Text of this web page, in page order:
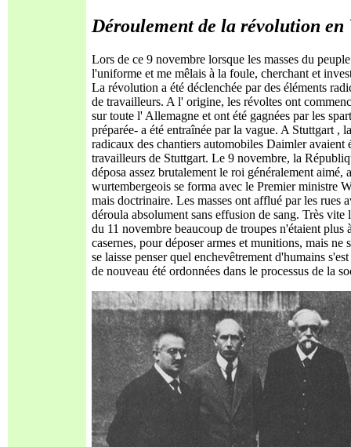
Déroulement de la révolution en
Lors de ce 9 novembre lorsque les masses du
l'uniforme et me mêlais à la foule, cherchant et
La révolution a été déclenchée par des éléments
de travailleurs. A l' origine, les révoltes ont
sur toute l' Allemagne et ont été gagnées par les
préparée- a été entraînée par la vague. A Stuttgart ,
radicaux des chantiers automobiles Daimler
travailleurs de Stuttgart. Le 9 novembre, la
déposa assez brutalement le roi généralement
wurtembergeois se forma avec le Premier ministre
mais doctrinaire. Les masses ont afflué par les rues
déroula absolument sans effusion de sang. Très
du 11 novembre beaucoup de troupes n'étaient plus
casernes, pour déposer armes et munitions, mais
se laisse penser quel enchevêtrement d'humains
de nouveau été ordonnées dans le processus de la